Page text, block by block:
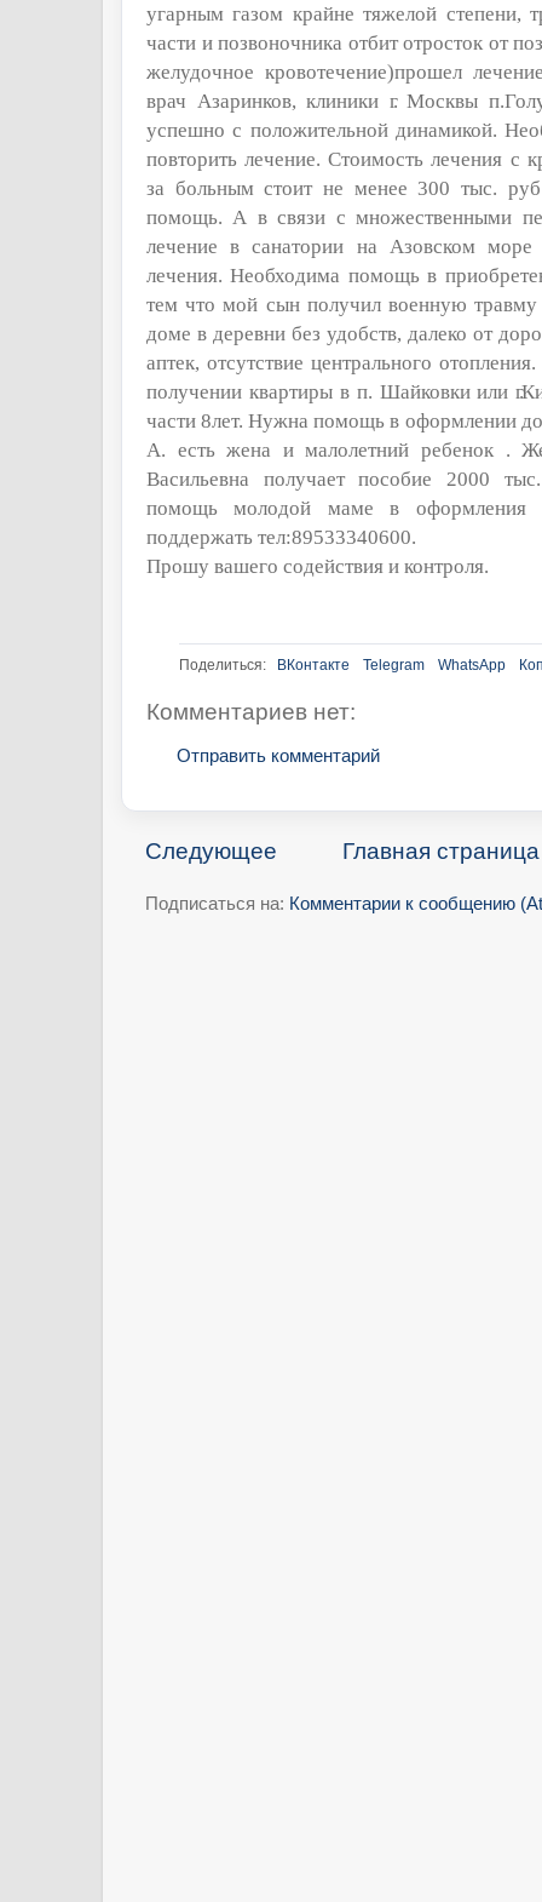
угарным газом крайне тяжелой степени,
части и позвоночника отбит отросток от
желудочное кровотечение)прошел
врач Азаринков, клиникиг.Москвы
успешно с положительной динамикой.
повторить лечение. Стоимость лечения с
за больным стоит не менее 300 тыс.
помощь. А в связи с множественными
лечение в санатории на Азовском
лечения. Необходима помощь в
тем что мой сын получил военную
доме в деревни без удобств, далеко от
аптек, отсутствие центрального
получении квартиры в п. Шайковки илиг.
части 8лет. Нужна помощь в оформлении
А. есть жена и малолетний ребенок .
Васильевна получает пособие 2000
помощь молодой маме в оформления
поддержать тел:89533340600.
Прошу вашего содействия и контроля.
Поделиться: ВКонтакте Telegram WhatsApp
Комментариев нет:
Отправить комментарий
Следующее Главная страница
Подписаться на: Комментарии к сообщению